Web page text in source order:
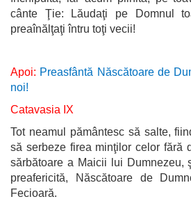
cânte Ţie: Lăudaţi pe Domnul
preaînălţaţi întru toţi vecii!
Apoi: Preasfântă Născătoare de
noi!
Catavasia IX
Tot neamul pământesc să salte,
să serbeze firea minţilor celor fără
sărbătoare a Maicii lui Dumnezeu,
preafericită, Născătoare de
Fecioară.